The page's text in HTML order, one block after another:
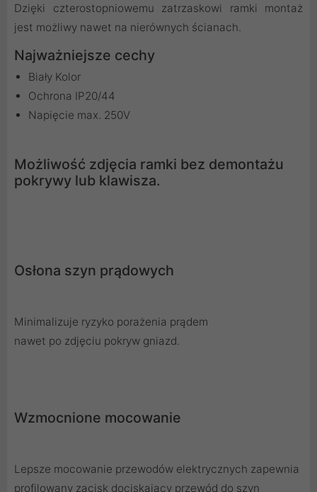
Dzięki czterostopniowemu zatrzaskowi ramki montaż
jest możliwy nawet na nierównych ścianach.
Najważniejsze cechy
Biały Kolor
Ochrona IP20/44
Napięcie max. 250V
Możliwość zdjęcia ramki bez demontażu
pokrywy lub klawisza.
Osłona szyn prądowych
Minimalizuje ryzyko porażenia prądem
nawet po zdjęciu pokryw gniazd.
Wzmocnione mocowanie
Lepsze mocowanie przewodów elektrycznych zapewnia
profilowany zacisk dociskający przewód do szyn